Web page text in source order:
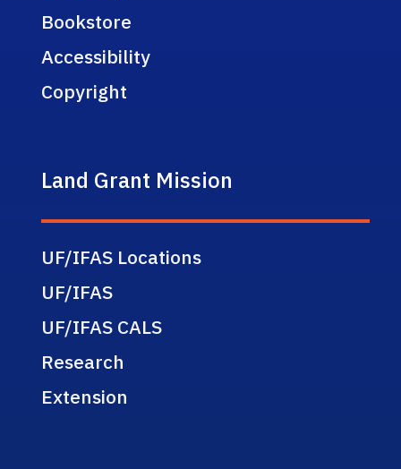
Bookstore
Accessibility
Copyright
Land Grant Mission
UF/IFAS Locations
UF/IFAS
UF/IFAS CALS
Research
Extension